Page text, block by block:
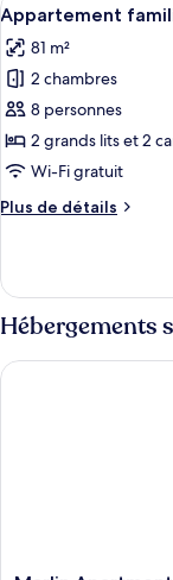
chambres
2
chambres
toutes
les
photos
pour
ce
type
chambre :
7
Appartement
81 m²
2 chambres
8 personnes
2 grands lits et 2
Wi-Fi gratuit
Plus de détails
Plus
Appartement
familial
Hébergements
Marlin Apartments